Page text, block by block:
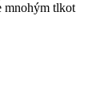
mnohým tlkot